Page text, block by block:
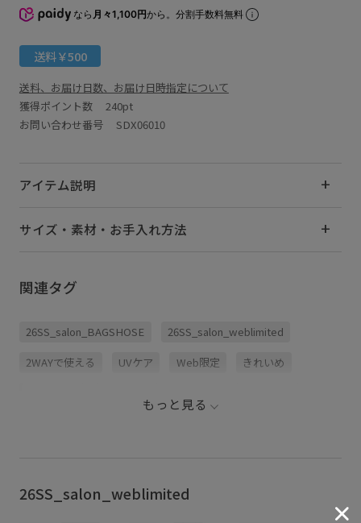
なら 月々1,100円から。分割手数料無料
送料￥500
送料、お届け日数、お届け日時指定について
獲得ポイント数 240pt
お問い合わせ番号 SDX06010
アイテム説明
サイズ・素材・お手入れ方法
関連タグ
26SS_salon_BAGSHOSE 26SS_salon_weblimited
2WAYで使える UVケア Web限定 きれいめ
マルチに活躍 ヨガ
もっと見る
26SS_salon_weblimited